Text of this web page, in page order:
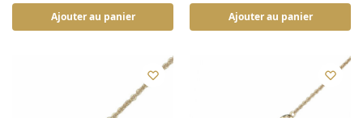
Ajouter au panier Ajouter au panier